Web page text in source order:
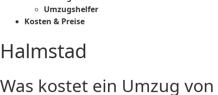
Umzugshelfer
Kosten & Preise
Halmstad
Was kostet ein Umzug von